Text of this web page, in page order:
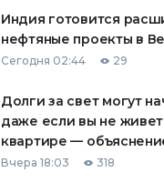
Индия готовится
нефтяные проекты в
Сегодня 02:44 29
Долги за свет могут
даже если вы не
квартире —
Вчера 18:03 318